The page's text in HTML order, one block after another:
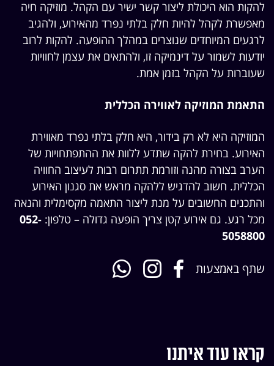
להקות הוא היכולת ליצור קשר ישיר עם הקהל. מוזיקה חיה
מאפשרת לקהל להיות חלק בלתי נפרד מהאירוע, ולהגיב
לרגעים המיוחדים שנוצרים במהלך ההופעה. להקות לרוב
יודעות לשמור על דינמיקה זו, ולהתאים את עצמן לחוויות
שעוברות על הקהל בזמן אמת.
התאמת המוזיקה לאווירה הכללית
המוזיקה היא לא רק בידור, היא חלק בלתי נפרד מאווירת
האירוע. בחירת להקה שתדע ללוות את ההתפתחויות של
הערב בצורה מהנה וזורמת תתרום רבות לעיצוב החוויה
הכללית. חשוב להדגיש ללהקה מראש את סגנון האירוע
והתכנים החשובים על מנת ליצור התאמה מקסימלית והנאה
מכל רגע. גם אירוע קטן צריך הופעה גדולה – טלפון: 052-
5058800
שתף באמצעות
קראו עוד איתנו